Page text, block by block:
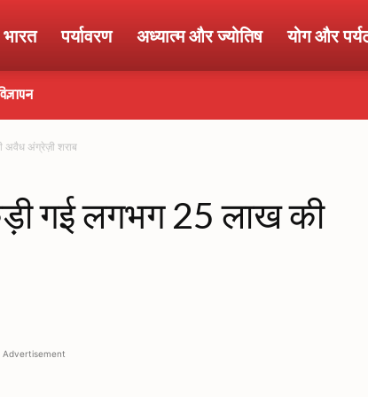
भारत पर्यावरण अध्यात्म और ज्योतिष योग और
अवैध अंग्रेज़ी शराब
गई लगभग 25 लाख की
Advertisement